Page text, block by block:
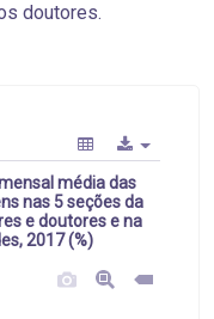
doutores.
média das
nas 5 seções da
e doutores e na
2017 (%)